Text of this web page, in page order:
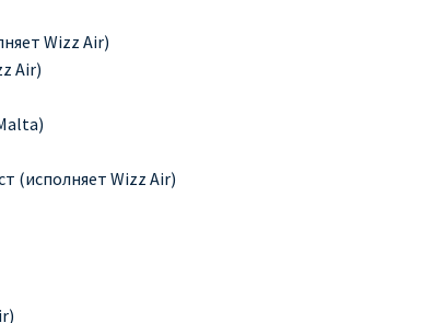
Wizz Air)
Air)
(исполняет Wizz Air)